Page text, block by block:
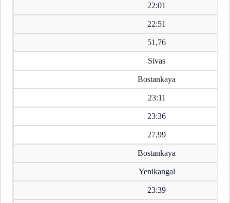
22:01
22:51
51,76
Sivas
Bostankaya
23:11
23:36
27,99
Bostankaya
Yenikangal
23:39